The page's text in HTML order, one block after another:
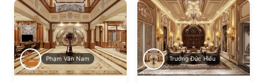
Phạm Văn Nam Trương Đức Hiếu